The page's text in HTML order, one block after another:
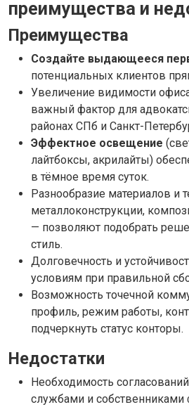
преимущества и
Преимущества
Создайте выдающееся
потенциальных клиентов
Увеличение видимости
важный фактор для
районах СПб и Санкт-
Эффектное освещение
лайтбоксы, акрилайты)
в тёмное время суток.
Разнообразие материалов и
металлоконструкции,
— позволяют подобрать
стиль.
Долговечность и
условиям при правильной
Возможность точечной
профиль, режим работы,
подчеркнуть статус конторы.
Недостатки
Необходимость
службами и собственниками